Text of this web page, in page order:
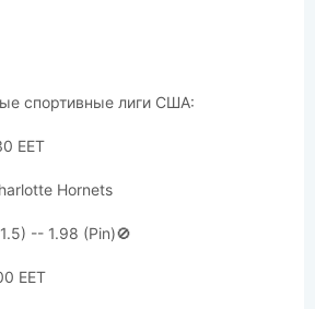
спортивные лиги США:
EET
Hornets
-- 1.98 (Pin)🚫
EET